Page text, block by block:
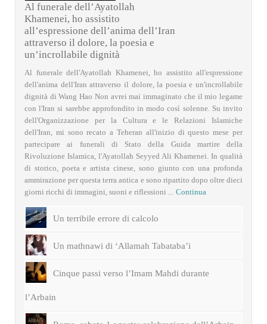
Al funerale dell’Ayatollah
Khamenei, ho assistito
all’espressione dell’anima dell’Iran
attraverso il dolore, la poesia e
un’incrollabile dignità
Al funerale dell'Ayatollah Khamenei, ho assistito all'espressione
dell'anima dell'Iran attraverso il dolore, la poesia e un'incrollabile
dignità di Wang Hao Non avrei mai immaginato che il mio legame
con l'Iran si sarebbe approfondito in modo così solenne. Su invito
dell'Organizzazione per la Cultura e le Relazioni Islamiche
dell'Iran, mi sono recato a Teheran all'inizio di questo mese per
partecipare ai funerali di Stato della Guida martire della
Rivoluzione Islamica, l'Ayatollah Seyyed Ali Khamenei. In qualità
di storico, poeta e artista cinese, sono giunto con una profonda
ammirazione per questa terra antica e sono ripartito dopo oltre dieci
giorni ricchi di immagini, suoni e riflessioni ...
Continua
Un terribile errore di calcolo
Un mathnawi di ‘Allamah Tabataba’i
Cinque passi verso l’Imam Mahdi durante
l’Arbain